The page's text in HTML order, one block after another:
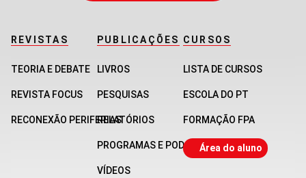
REVISTAS
TEORIA E DEBATE
REVISTA FOCUS
RECONEXÃO PERIFERIAS
PUBLICAÇÕES
LIVROS
PESQUISAS
RELATÓRIOS
PROGRAMAS E PODCASTS
VÍDEOS
CURSOS
LISTA DE CURSOS
ESCOLA DO PT
FORMAÇÃO FPA
Área do aluno